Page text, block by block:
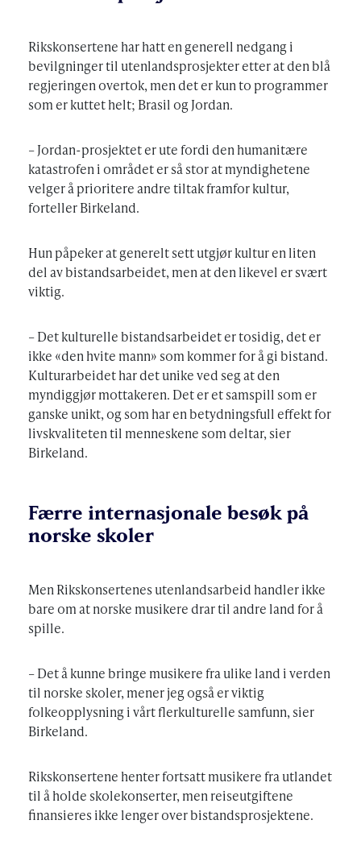
Rikskonsertene har hatt en generell nedgang i
bevilgninger til utenlandsprosjekter etter at den blå
regjeringen overtok, men det er kun to programmer
som er kuttet helt; Brasil og Jordan.
– Jordan-prosjektet er ute fordi den humanitære
katastrofen i området er så stor at myndighetene
velger å prioritere andre tiltak framfor kultur,
forteller Birkeland.
Hun påpeker at generelt sett utgjør kultur en liten
del av bistandsarbeidet, men at den likevel er svært
viktig.
– Det kulturelle bistandsarbeidet er tosidig, det er
ikke «den hvite mann» som kommer for å gi bistand.
Kulturarbeidet har det unike ved seg at den
myndiggjør mottakeren. Det er et samspill som er
ganske unikt, og som har en betydningsfull effekt for
livskvaliteten til menneskene som deltar, sier
Birkeland.
Færre internasjonale besøk på
norske skoler
Men Rikskonsertenes utenlandsarbeid handler ikke
bare om at norske musikere drar til andre land for å
spille.
– Det å kunne bringe musikere fra ulike land i verden
til norske skoler, mener jeg også er viktig
folkeopplysning i vårt flerkulturelle samfunn, sier
Birkeland.
Rikskonsertene henter fortsatt musikere fra utlandet
til å holde skolekonserter, men reiseutgiftene
finansieres ikke lenger over bistandsprosjektene.